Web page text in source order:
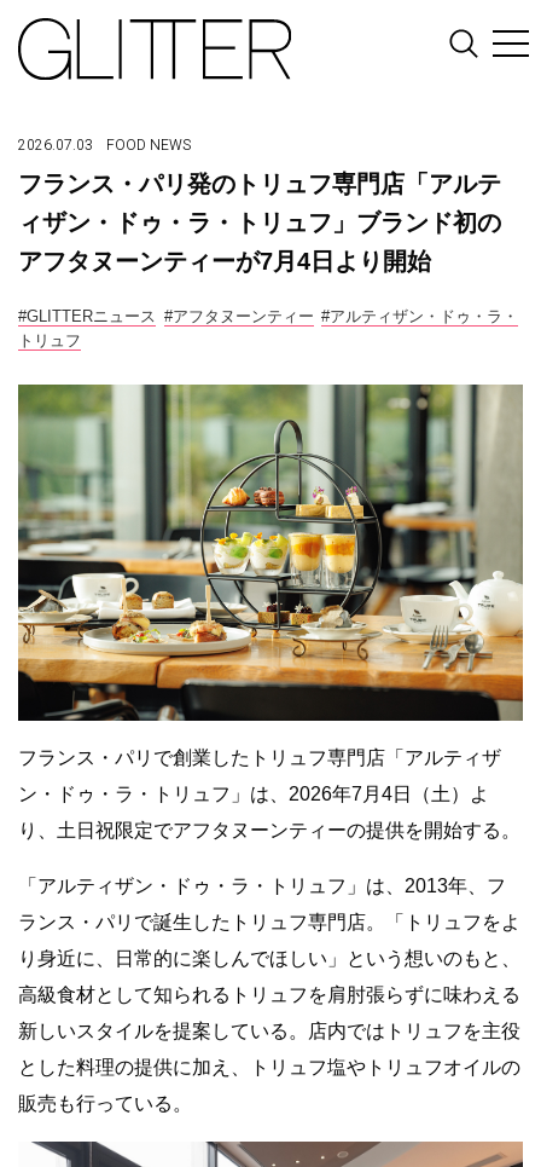
2026.07.03 FOOD NEWS
フランス・パリ発のトリュフ専門店「アルテ
ィザン・ドゥ・ラ・トリュフ」ブランド初の
アフタヌーンティーが7月4日より開始
#GLITTERニュース #アフタヌーンティー #アルティザン・ドゥ・ラ・
トリュフ
フランス・パリで創業したトリュフ専門店「アルティザ
ン・ドゥ・ラ・トリュフ」は、2026年7月4日（土）よ
り、土日祝限定でアフタヌーンティーの提供を開始する。
「アルティザン・ドゥ・ラ・トリュフ」は、2013年、フ
ランス・パリで誕生したトリュフ専門店。「トリュフをよ
り身近に、日常的に楽しんでほしい」という想いのもと、
高級食材として知られるトリュフを肩肘張らずに味わえる
新しいスタイルを提案している。店内ではトリュフを主役
とした料理の提供に加え、トリュフ塩やトリュフオイルの
販売も行っている。